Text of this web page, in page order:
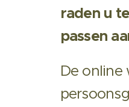
raden u
passen
De online